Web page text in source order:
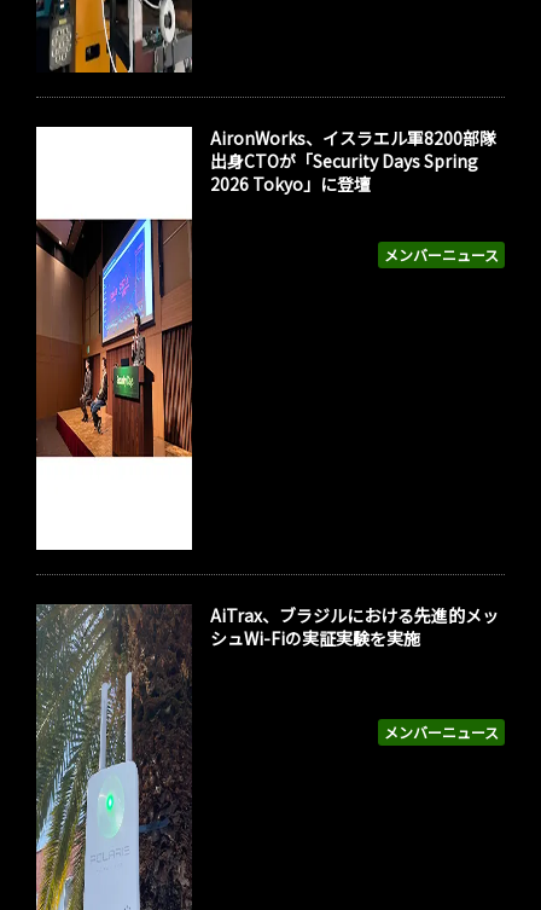
メンバーニュース
AironWorks、イスラエル軍8200部隊
出身CTOが「Security Days Spring
2026 Tokyo」に登壇
メンバーニュース
AiTrax、ブラジルにおける先進的メッ
シュWi-Fiの実証実験を実施